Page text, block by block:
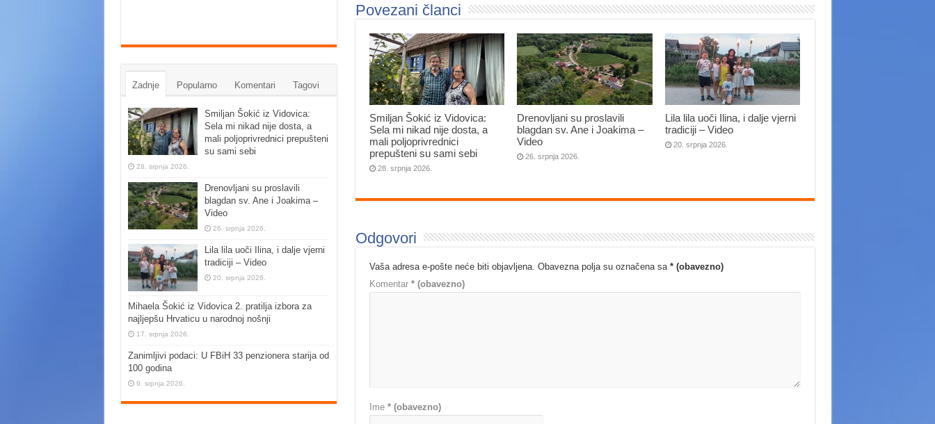
Povezani članci
Smiljan Šokić iz Vidovica:
Sela mi nikad nije dosta, a
mali poljoprivrednici
prepušteni su sami sebi
28. srpnja 2026.
Drenovljani su proslavili
blagdan sv. Ane i Joakima –
Video
26. srpnja 2026.
Lila lila uoči Ilina, i dalje vjerni
tradiciji – Video
20. srpnja 2026.
Odgovori
Vaša adresa e-pošte neće biti objavljena. Obavezna polja su označena sa * (obavezno)
Komentar * (obavezno)
Ime * (obavezno)
Zadnje Popularno Komentari Tagovi
Smiljan Šokić iz Vidovica:
Sela mi nikad nije dosta, a
mali poljoprivrednici prepušteni
su sami sebi
28. srpnja 2026.
Drenovljani su proslavili
blagdan sv. Ane i Joakima –
Video
26. srpnja 2026.
Lila lila uoči Ilina, i dalje vjerni
tradiciji – Video
20. srpnja 2026.
Mihaela Šokić iz Vidovica 2. pratilja izbora za
najljepšu Hrvaticu u narodnoj nošnji
17. srpnja 2026.
Zanimljivi podaci: U FBiH 33 penzionera starija od
100 godina
9. srpnja 2026.